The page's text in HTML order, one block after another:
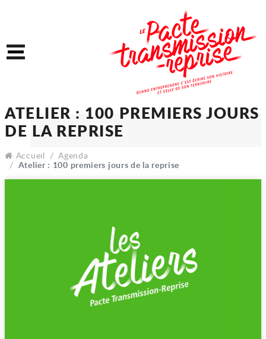
Menu
ATELIER : 100 PREMIERS
DE LA REPRISE
Accueil
Agenda
Atelier : 100 premiers jours de la reprise